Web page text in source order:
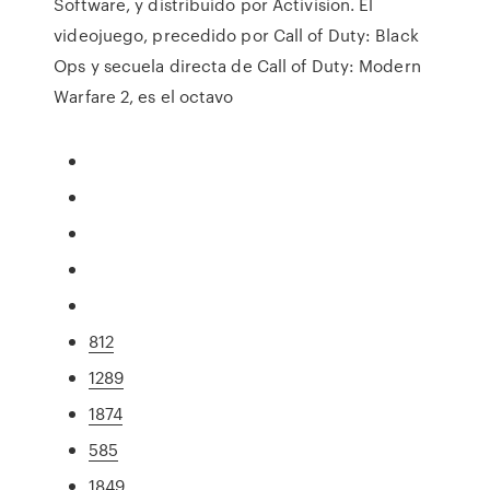
videojuego, precedido por Call of Duty: Black
Ops y secuela directa de Call of Duty: Modern
Warfare 2, es el octavo
812
1289
1874
585
1849